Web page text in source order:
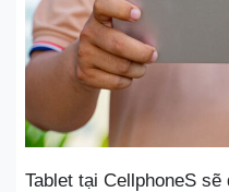
Tablet tại CellphoneS